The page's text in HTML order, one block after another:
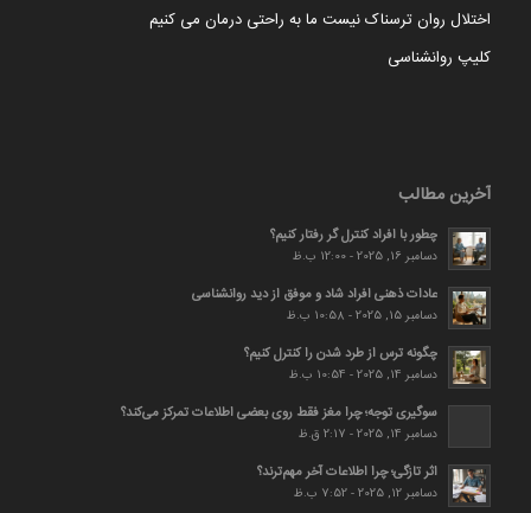
اختلال روان ترسناک نیست ما به راحتی درمان می کنیم
کلیپ روانشناسی
آخرین مطالب
چطور با افراد کنترل گر رفتار کنیم؟
دسامبر 16, 2025 - 12:00 ب.ظ
عادات ذهنی افراد شاد و موفق از دید روانشناسی
دسامبر 15, 2025 - 10:58 ب.ظ
چگونه ترس از طرد شدن را کنترل کنیم؟
دسامبر 14, 2025 - 10:54 ب.ظ
سوگیری توجه؛ چرا مغز فقط روی بعضی اطلاعات تمرکز می‌کند؟
دسامبر 14, 2025 - 2:17 ق.ظ
اثر تازگی؛ چرا اطلاعات آخر مهم‌ترند؟
دسامبر 12, 2025 - 7:52 ب.ظ